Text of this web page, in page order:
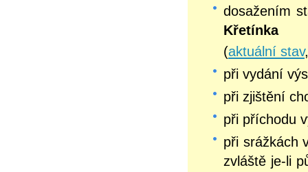
dosažením
Křetínka
(aktuální stav
při vydání
při zjištění
při příchodu
při srážkách
zvláště je-li